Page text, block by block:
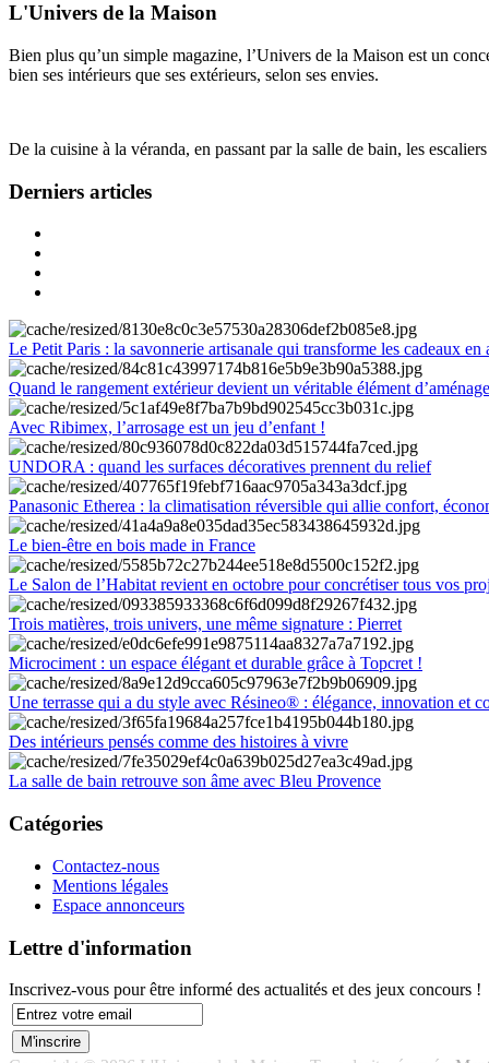
L'Univers de la Maison
Bien plus qu’un simple magazine, l’Univers de la Maison est un
bien ses intérieurs que ses extérieurs, selon ses envies.
De la cuisine à la véranda, en passant par la salle de bain, les
Derniers articles
Le Petit Paris : la savonnerie artisanale qui transforme les cadeaux en
Quand le rangement extérieur devient un véritable élément
Avec Ribimex, l’arrosage est un jeu d’enfant !
UNDORA : quand les surfaces décoratives prennent du relief
Panasonic Etherea : la climatisation réversible qui allie confort,
Le bien-être en bois made in France
Le Salon de l’Habitat revient en octobre pour concrétiser tous vos
Trois matières, trois univers, une même signature : Pierret
Microciment : un espace élégant et durable grâce à Topcret !
Une terrasse qui a du style avec Résineo® : élégance, innovation et
Des intérieurs pensés comme des histoires à vivre
La salle de bain retrouve son âme avec Bleu Provence
Catégories
Contactez-nous
Mentions légales
Espace annonceurs
Lettre d'information
Inscrivez-vous pour être informé des actualités et des jeux concours !